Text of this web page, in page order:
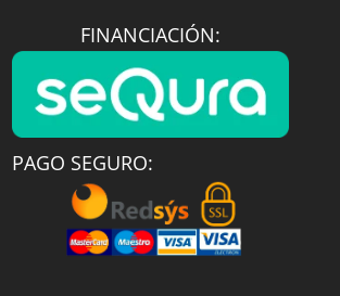
FINANCIACIÓN:
PAGO SEGURO: